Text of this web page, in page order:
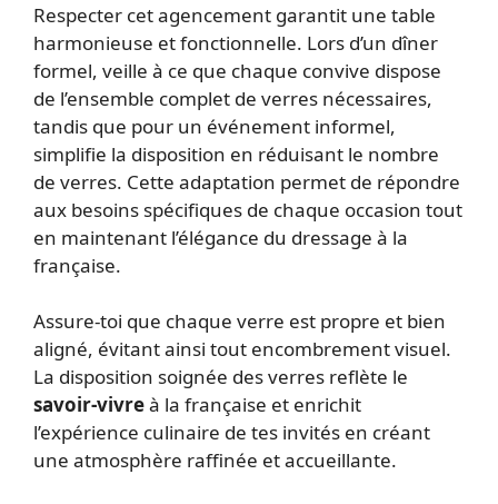
Respecter cet agencement garantit une table
harmonieuse et fonctionnelle. Lors d’un dîner
formel, veille à ce que chaque convive dispose
de l’ensemble complet de verres nécessaires,
tandis que pour un événement informel,
simplifie la disposition en réduisant le nombre
de verres. Cette adaptation permet de répondre
aux besoins spécifiques de chaque occasion tout
en maintenant l’élégance du dressage à la
française.
Assure-toi que chaque verre est propre et bien
aligné, évitant ainsi tout encombrement visuel.
La disposition soignée des verres reflète le
savoir-vivreà la française et enrichit
l’expérience culinaire de tes invités en créant
une atmosphère raffinée et accueillante.